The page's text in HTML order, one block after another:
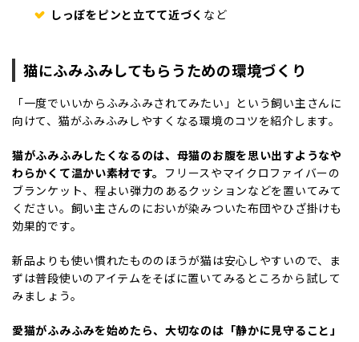
しっぽをピンと立てて近づく など
猫にふみふみしてもらうための環境づくり
「一度でいいからふみふみされてみたい」という飼い主さんに
向けて、猫がふみふみしやすくなる環境のコツを紹介します。
猫がふみふみしたくなるのは、母猫のお腹を思い出すようなや
わらかくて温かい素材です。 フリースやマイクロファイバーの
ブランケット、程よい弾力のあるクッションなどを置いてみて
ください。飼い主さんのにおいが染みついた布団やひざ掛けも
効果的です。
新品よりも使い慣れたもののほうが猫は安心しやすいので、ま
ずは普段使いのアイテムをそばに置いてみるところから試して
みましょう。
愛猫がふみふみを始めたら、大切なのは「静かに見守ること」